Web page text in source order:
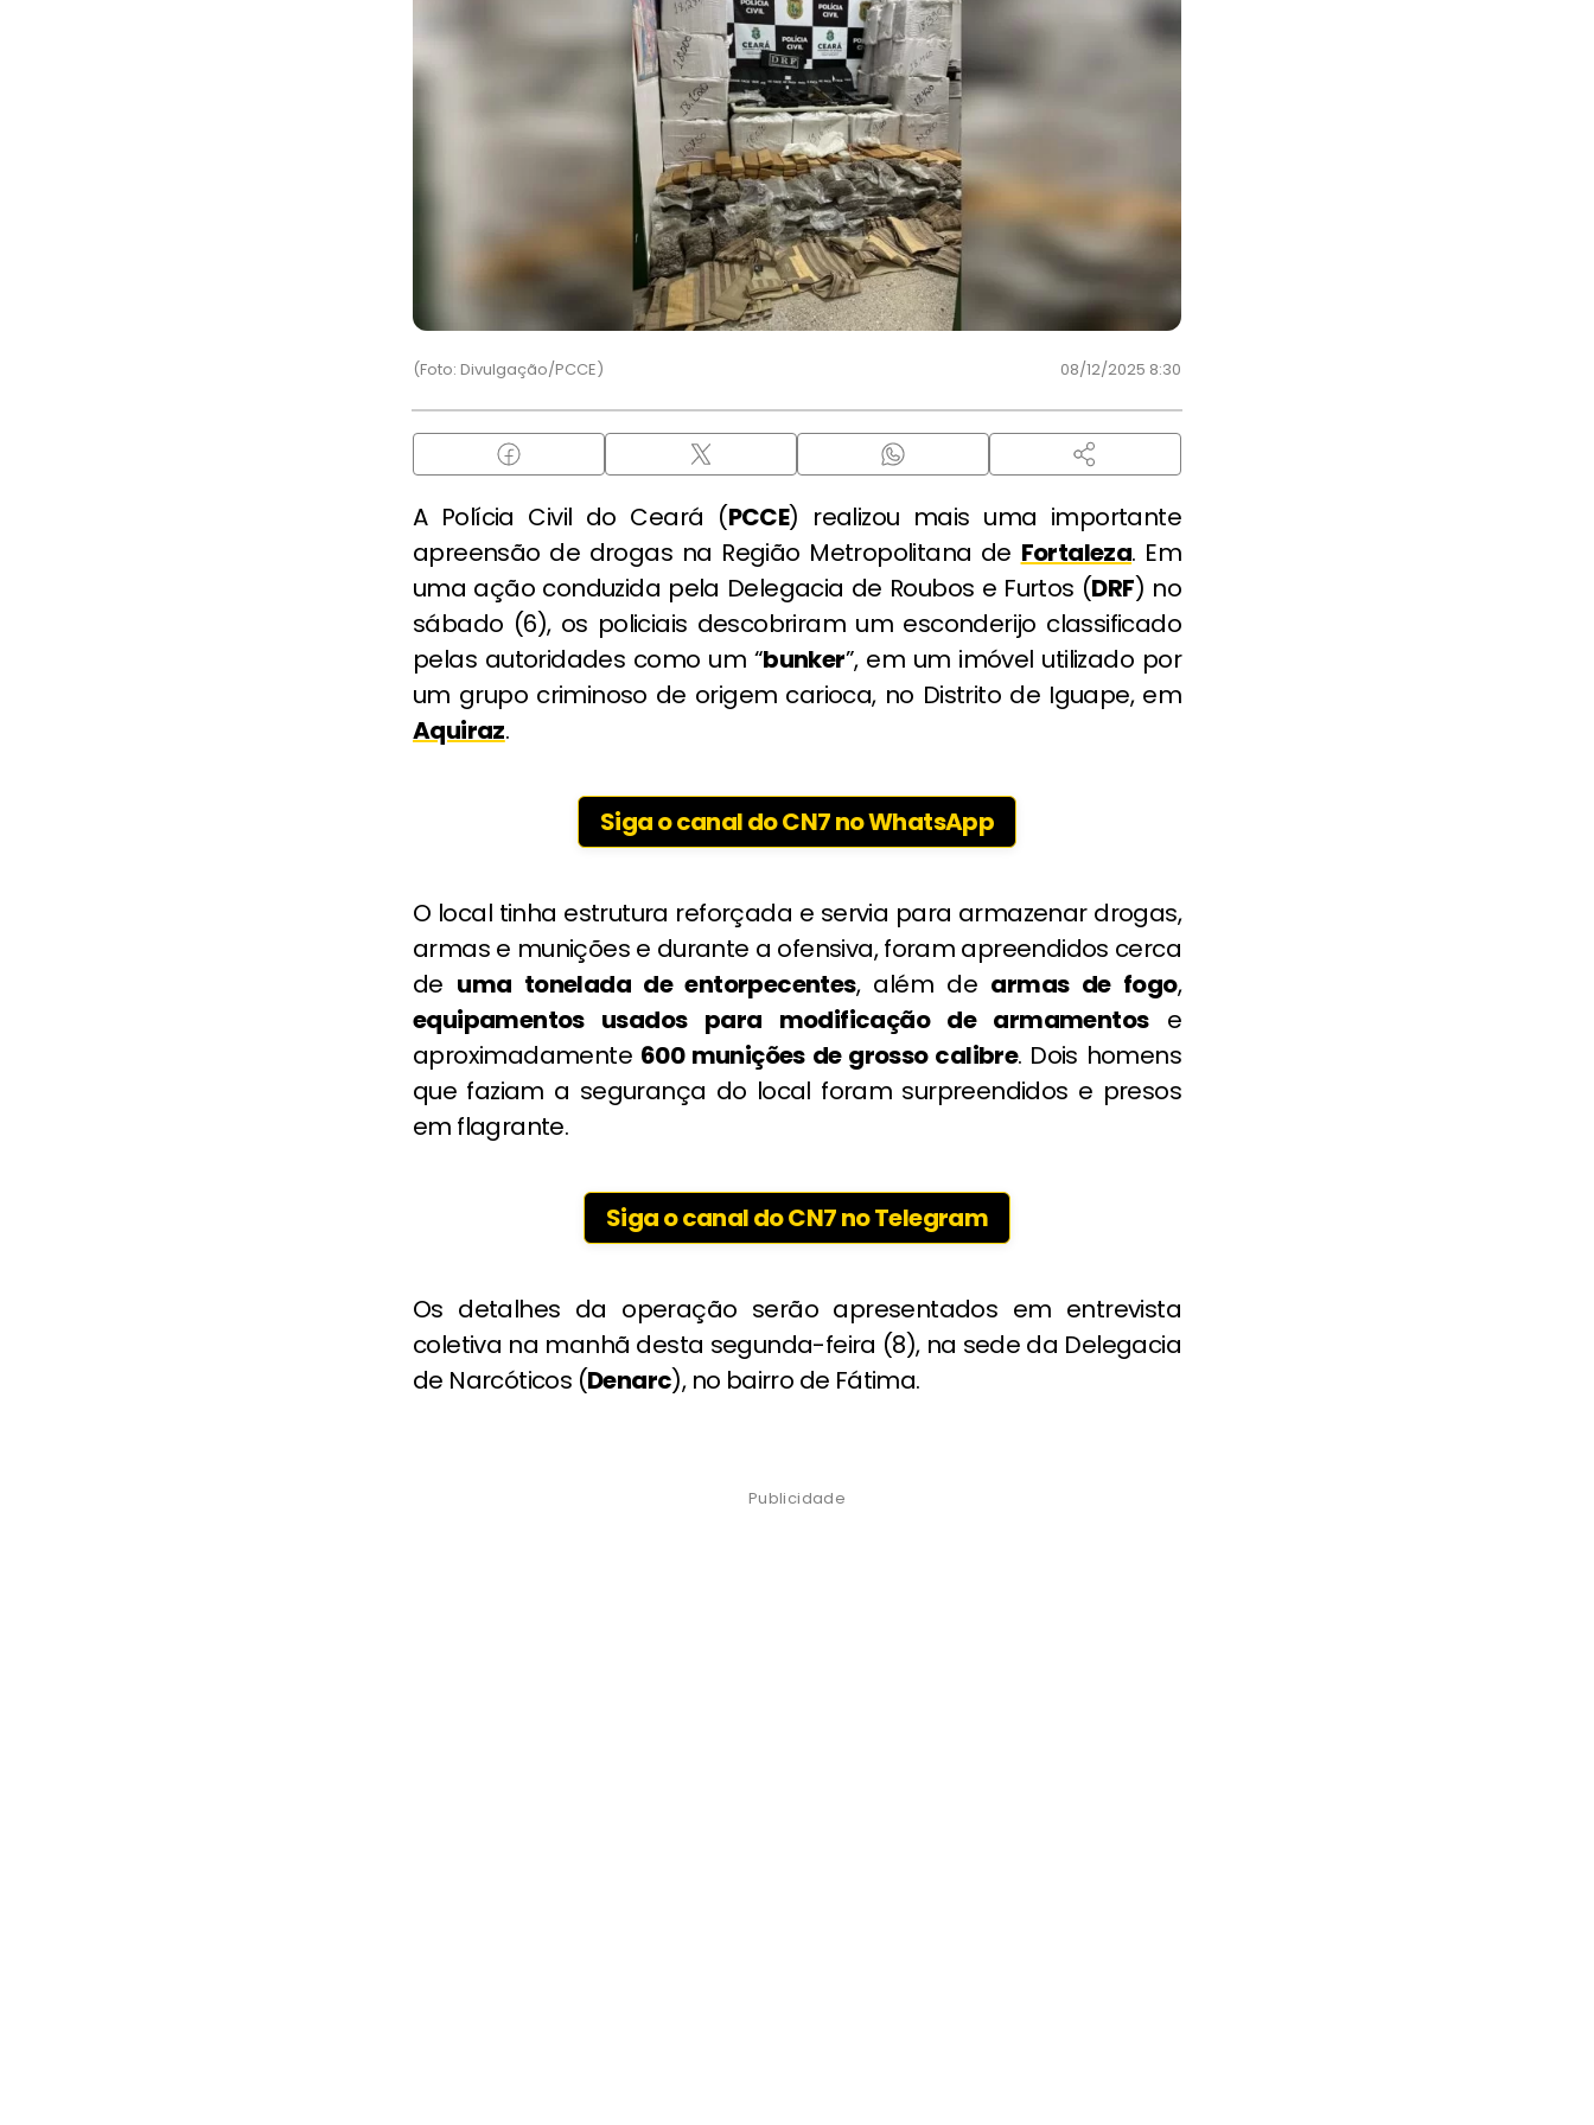
(Foto: Divulgação/PCCE) 08/12/2025 8:30
A Polícia Civil do Ceará (PCCE) realizou mais uma importante
apreensão de drogas na Região Metropolitana de Fortaleza. Em
uma ação conduzida pela Delegacia de Roubos e Furtos (DRF) no
sábado (6), os policiais descobriram um esconderijo classificado
pelas autoridades como um “bunker”, em um imóvel utilizado por
um grupo criminoso de origem carioca, no Distrito de Iguape, em
Aquiraz.
Siga o canal do CN7 no WhatsApp
O local tinha estrutura reforçada e servia para armazenar drogas,
armas e munições e durante a ofensiva, foram apreendidos cerca
de uma tonelada de entorpecentes, além de armas de fogo,
equipamentos usados para modificação de armamentose
aproximadamente 600 munições de grosso calibre. Dois homens
que faziam a segurança do local foram surpreendidos e presos
em flagrante.
Siga o canal do CN7 no Telegram
Os detalhes da operação serão apresentados em entrevista
coletiva na manhã desta segunda-feira (8), na sede da Delegacia
de Narcóticos (Denarc), no bairro de Fátima.
Publicidade